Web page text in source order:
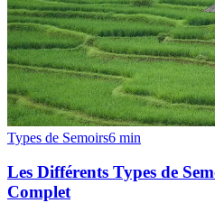
Types de Semoirs6 min
Les Différents Types de
Complet